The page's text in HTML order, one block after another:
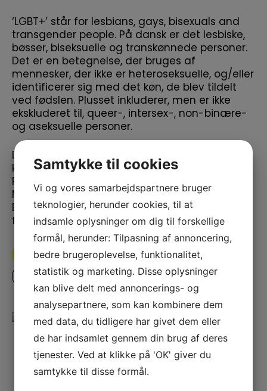
‘LGBT+’ står for lesbians, gays, bisexuals and
transgender people. På dansk er det lesbiske,
bøsser, biseksuelle og transkønnede personer.
Det er en betegnelse, der bruges af
mennesker, der ikke er heteroseksuelle, og/eller
identificerer sig med det køn, de blev tildelt
ved fødslen. Plusset inkluderer, men er ikke
ekskluderet til, queer-, intersex-, non-binære-
og aseksuelle personer.
D en vestlige verden opererer
kønsforståelse, hvor der kun erplads
På engelsk taler man ofte om
AMAB (
Male atBirth ) og AFAB ( Assigned Female
Birth). Sabaaharbejder for at skabe plads til
flere køn– og seksuelle udtryk.
FIND VIDEN
TIL VELFÆRDSPROFESSIONELLE
Samtykke til cookies
Vi og vores samarbejdspartnere bruger
teknologier, herunder cookies, til at
indsamle oplysninger om dig til forskellige
formål, herunder: Tilpasning af annoncering,
bedre brugeroplevelse, funktionalitet,
statistik og marketing. Disse oplysninger
kan blive delt med annoncerings- og
analysepartnere, som kan kombinere dem
med data, du tidligere har givet dem eller
de har indsamlet gennem din brug af deres
tjenester. Ved at klikke på 'OK' giver du
samtykke til disse formål.